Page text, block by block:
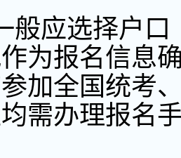
般应选择户
为报名信息
加全国统考
需办理报名